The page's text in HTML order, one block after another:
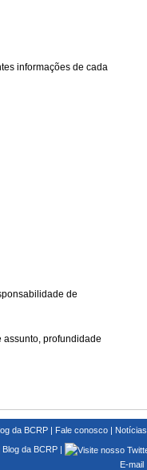
informações de cada
de
assunto, profundidade
da BCRP| Fale conosco| Notícias
Blog da BCRP|
E-mail